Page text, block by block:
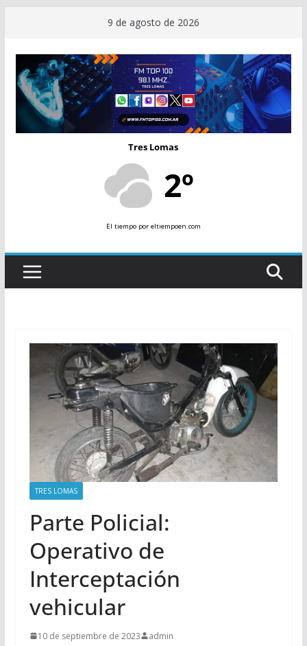
contenido
9 de agosto de 2026
Tres Lomas
2º
El tiempopor eltiempoen.com
TRES LOMAS
Parte Policial:
Operativo de
Interceptación
vehicular
10 de septiembre de 2023 admin